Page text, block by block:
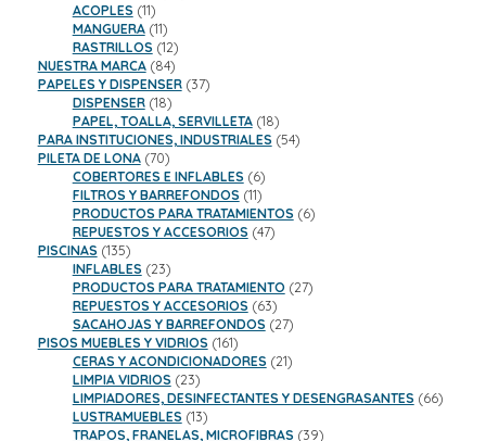
ACOPLES 1111
productos
MANGUERA 1111
productos
RASTRILLOS 1212
productos
NUESTRA MARCA 8484
productos
PAPELES Y DISPENSER 3737
DISPENSER 1818
productos
PAPEL, TOALLA, SERVILLETA 1818
productos
PARA INSTITUCIONES, INDUSTRIALES 5454
PILETA DE LONA 7070
productos
COBERTORES E INFLABLES 66
productos
FILTROS Y BARREFONDOS 1111
productos
PRODUCTOS PARA TRATAMIENTOS 66
REPUESTOS Y ACCESORIOS 4747
PISCINAS 135135
productos
INFLABLES 2323
productos
PRODUCTOS PARA TRATAMIENTO 2727
REPUESTOS Y ACCESORIOS 6363
productos
SACAHOJAS Y BARREFONDOS 2727
PISOS MUEBLES Y VIDRIOS 161161
productos
CERAS Y ACONDICIONADORES 2121
LIMPIA VIDRIOS 2323
productos
LIMPIADORES, DESINFECTANTES Y DESENGRASANTES 6666
LUSTRAMUEBLES 1313
productos
TRAPOS, FRANELAS, MICROFIBRAS 3939